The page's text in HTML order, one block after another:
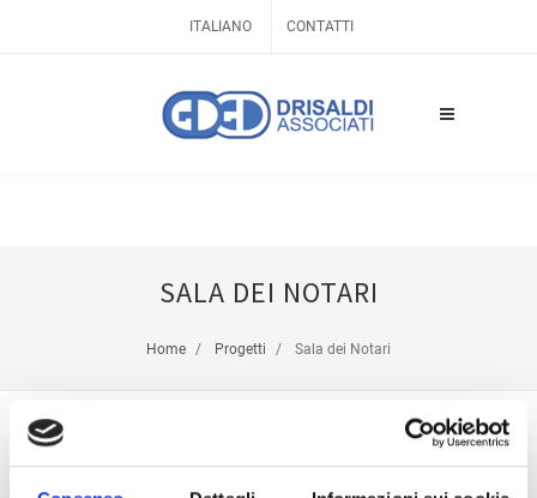
ITALIANO CONTATTI
SALA DEI NOTARI
Home Progetti Sala dei Notari